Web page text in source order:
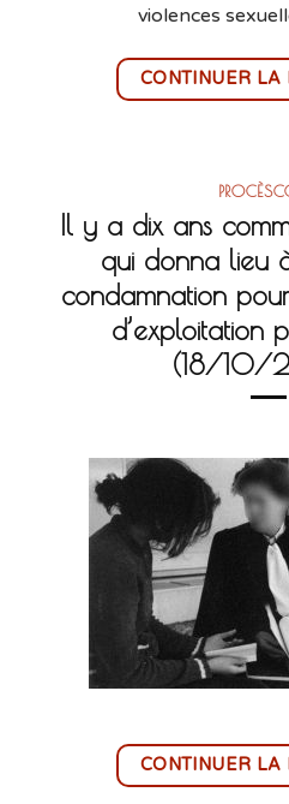
violences
CONTINUER LA
Il y a dix ans
qui donna lieu
condamnation
d’exploitation
(18/10/
CONTINUER LA